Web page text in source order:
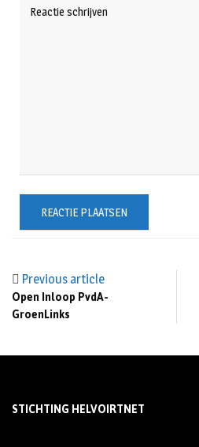
Previous article
Open Inloop PvdA-
GroenLinks
STICHTING HELVOIRTNET